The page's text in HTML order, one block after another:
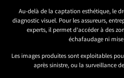
Au-delà de la captation esthétique, le
diagnostic visuel. Pour les assureurs,
experts, il permet d’accéder à des
échafaudage ni
Les images produites sont exploitables
après sinistre, ou la surveillance